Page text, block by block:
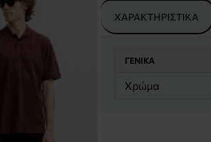
ΧΑΡΑΚΤΗΡΙΣΤΙΚΆ
ΓΕΝΙΚΆ
Χρώμα